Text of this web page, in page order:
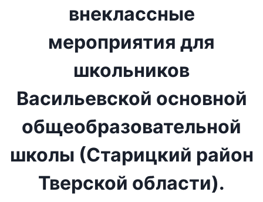
внеклассные
мероприятия для
школьников
Васильевской основной
общеобразовательной
школы (Старицкий район
Тверской области).